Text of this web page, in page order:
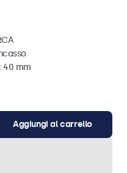
40 mm
Aggiungi al carrello